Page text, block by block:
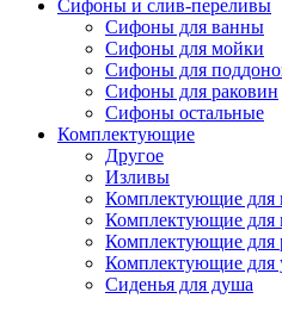
Сифоны и слив-переливы
Сифоны для ванны
Сифоны для мойки
Сифоны для
Сифоны для раковин
Сифоны остальные
Комплектующие
Другое
Изливы
Комплектующие для
Комплектующие для
Комплектующие для
Комплектующие для
Сиденья для душа